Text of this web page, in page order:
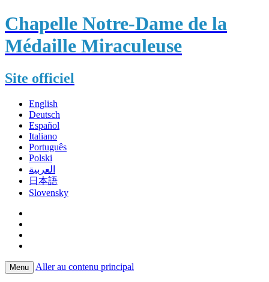
Chapelle Notre-Dame de la
Médaille Miraculeuse
Site officiel
English
Deutsch
Español
Italiano
Português
Polski
العربية
日本語
Slovensky
Menu Aller au contenu principal